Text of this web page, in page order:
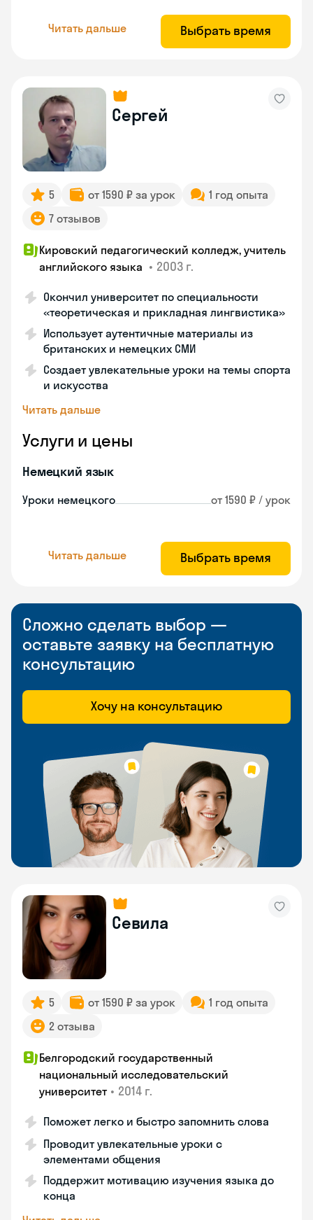
Читать дальше Выбрать время
Сергей
5 от 1590 ₽ за урок
1 год опыта
7 отзывов
Кировский педагогический колледж, учитель
английского языка • 2003 г.
Окончил университет по специальности
«теоретическая и прикладная лингвистика»
Использует аутентичные материалы из
британских и немецких СМИ
Создает увлекательные уроки на темы спорта
и искусства
Читать дальше
Услуги и цены
Немецкий язык
Уроки немецкого от 1590 ₽ / урок
Читать дальше Выбрать время
Сложно сделать выбор —
оставьте заявку на бесплатную
консультацию
Хочу на консультацию
Севила
5 от 1590 ₽ за урок
1 год опыта
2 отзыва
Белгородский государственный
национальный исследовательский
университет • 2014 г.
Поможет легко и быстро запомнить слова
Проводит увлекательные уроки с
элементами общения
Поддержит мотивацию изучения языка до
конца